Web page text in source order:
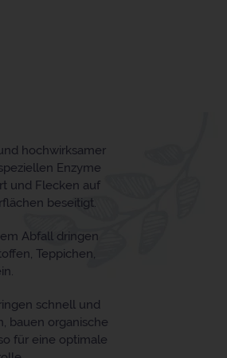
hochwirksamer
Enzyme
und Flecken auf
beseitigt.
Abfall dringen
Teppichen,
schnell und
bauen organische
für eine optimale